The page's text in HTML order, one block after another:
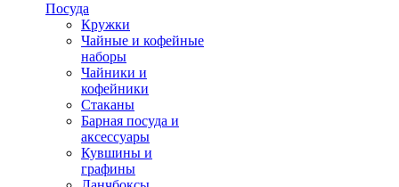
Посуда
Кружки
Чайные и кофейные
наборы
Чайники и
кофейники
Стаканы
Барная посуда и
аксессуары
Кувшины и
графины